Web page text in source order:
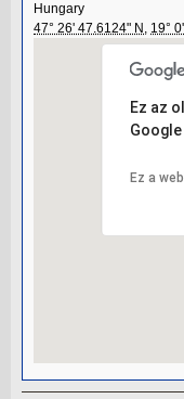
Hungary
47° 26' 47.6124" N , 19°
Ez az
Ez a